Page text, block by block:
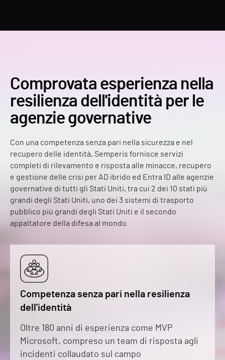
Comprovata esperienza nella
resilienza dell'identità per le
agenzie governative
Con una competenza senza pari nella sicurezza e nel
recupero delle identità, Semperis fornisce servizi
completi di rilevamento e risposta alle minacce, recupero
e gestione delle crisi per AD ibrido ed Entra ID alle agenzie
governative di tutti gli Stati Uniti, tra cui 2 dei 10 stati più
grandi degli Stati Uniti, uno dei 3 sistemi di trasporto
pubblico più grandi degli Stati Uniti e il secondo
appaltatore della difesa al mondo.
Competenza senza pari nella resilienza
dell'identità
Oltre 180 anni di esperienza come MVP
Microsoft, compreso un team di risposta agli
incidenti collaudato sul campo